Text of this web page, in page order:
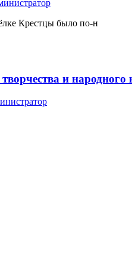
Крестцы было по-н
и народного